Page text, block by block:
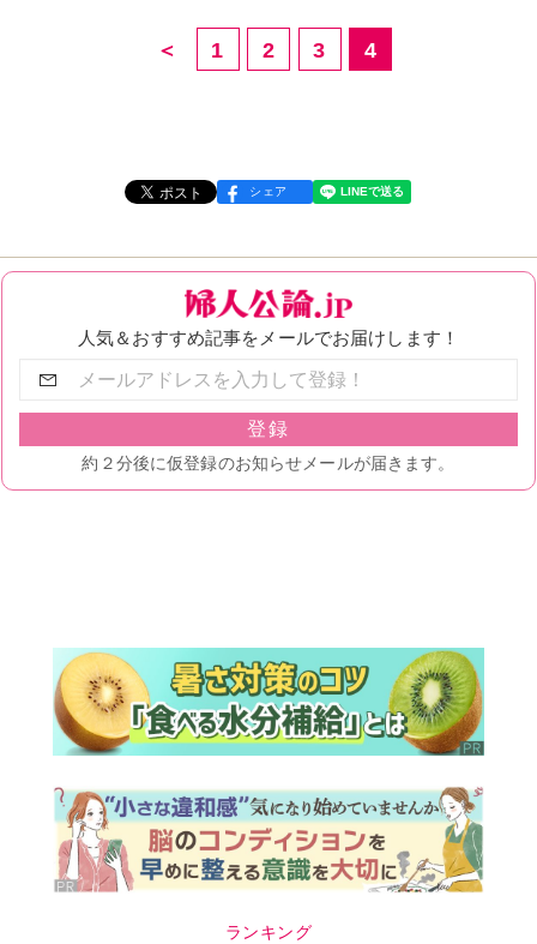
＜ 1 2 3 4
シェア
ランキング